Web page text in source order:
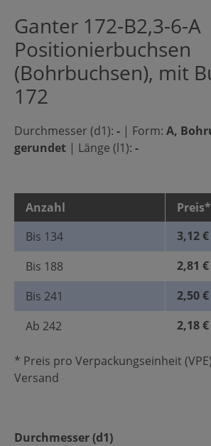
Ganter 172-B2,3-6-A
Positionierbuchsen
(Bohrbuchsen), mit
172
Durchmesser (d1): - | Form: A,
gerundet | Länge (l1): -
Anzahl
Preis*
Bis 134
3,12 €
Bis 188
2,81 €
Bis 241
2,50 €
Ab 242 2,18 €
* Preis pro Verpackungseinheit
Versand
Durchmesser (d1)auswählen